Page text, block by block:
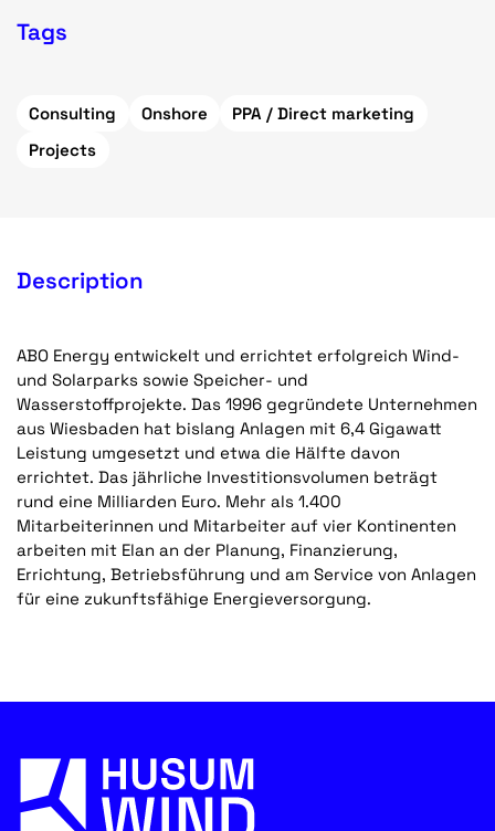
Tags
Consulting Onshore
PPA / Direct marketing
Projects
Description
ABO Energy entwickelt und errichtet erfolgreich Wind-
und Solarparks sowie Speicher- und
Wasserstoffprojekte. Das 1996 gegründete Unternehmen
aus Wiesbaden hat bislang Anlagen mit 6,4 Gigawatt
Leistung umgesetzt und etwa die Hälfte davon
errichtet. Das jährliche Investitionsvolumen beträgt
rund eine Milliarden Euro. Mehr als 1.400
Mitarbeiterinnen und Mitarbeiter auf vier Kontinenten
arbeiten mit Elan an der Planung, Finanzierung,
Errichtung, Betriebsführung und am Service von Anlagen
für eine zukunftsfähige Energieversorgung.